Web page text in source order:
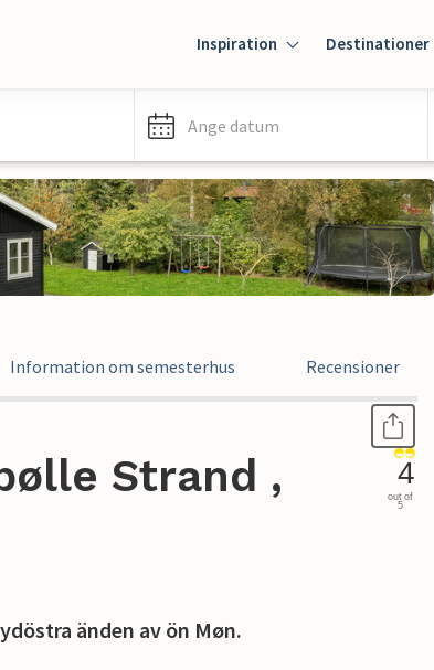
Inspiration Destinationer
Ange datum
Information om semesterhus Recensioner
Strand ,
4
out of
5
änden av ön Møn.